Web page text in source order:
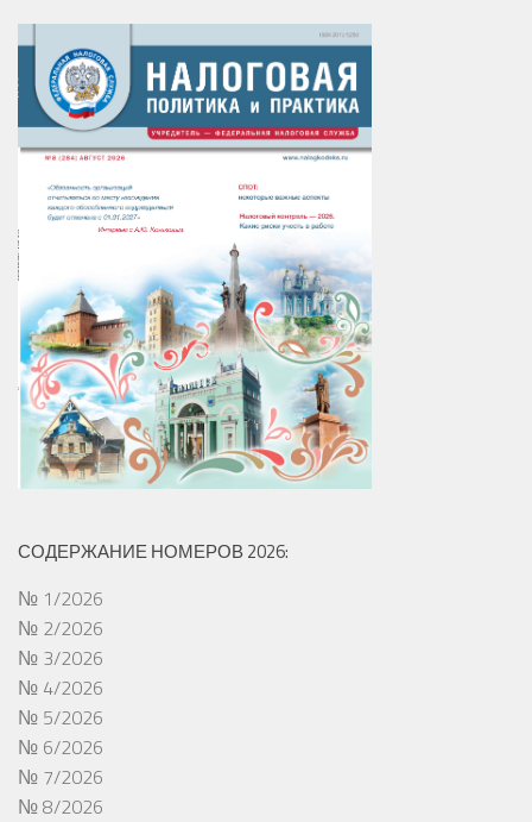
СОДЕРЖАНИЕ НОМЕРОВ 2026:
№ 1/2026
№ 2/2026
№ 3/2026
№ 4/2026
№ 5/2026
№ 6/2026
№ 7/2026
№ 8/2026